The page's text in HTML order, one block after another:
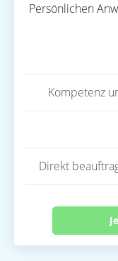
Persönlichen
Kompetenz
Direkt